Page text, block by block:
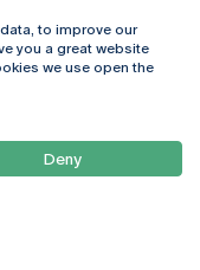
to improve our
you a great website
we use open the
Deny